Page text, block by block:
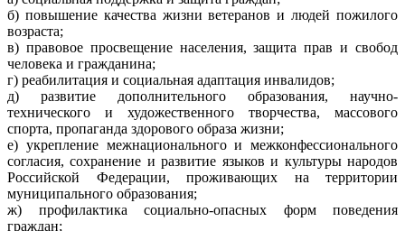
б) повышение качества жизни ветеранов и людей пожилого
возраста;
в) правовое просвещение населения, защита прав и свобод
человека и гражданина;
г) реабилитация и социальная адаптация инвалидов;
д) развитие дополнительного образования, научно-
технического и художественного творчества, массового
спорта, пропаганда здорового образа жизни;
е) укрепление межнационального и межконфессионального
согласия, сохранение и развитие языков и культуры народов
Российской Федерации, проживающих на территории
муниципального образования;
ж) профилактика социально-опасных форм поведения
граждан;